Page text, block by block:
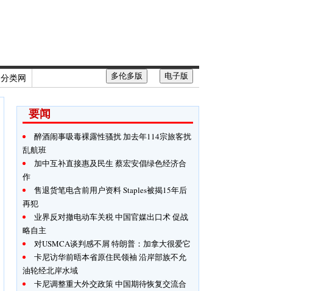
分类网 电子版
多伦多版
要闻
醉酒闹事吸毒裸露性骚扰 加去年114宗旅客扰
乱航班
加中互补直接惠及民生 蔡宏安倡绿色经济合
作
售退货笔电含前用户资料 Staples被揭15年后
再犯
业界反对撤电动车关税 中国官媒出口术 促战
略自主
对USMCA谈判感不屑 特朗普：加拿大很爱它
卡尼访华前晤本省原住民领袖 沿岸部族不允
油轮经北岸水域
卡尼调整重大外交政策 中国期待恢复交流合